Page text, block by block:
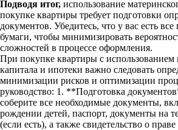
Подводя итог, использование
покупке квартиры требует подготовки
документов. Убедитесь, что у вас есть
бумаги, чтобы минимизировать
сложностей в процессе оформления.
При покупке квартиры с использованием
капитала и ипотеки важно следовать
минимизации рисков и оптимизации
руководство: 1. **Подготовка
соберите все необходимые документы,
рождении детей, паспорт, документы на
(если есть), а также свидетельство о